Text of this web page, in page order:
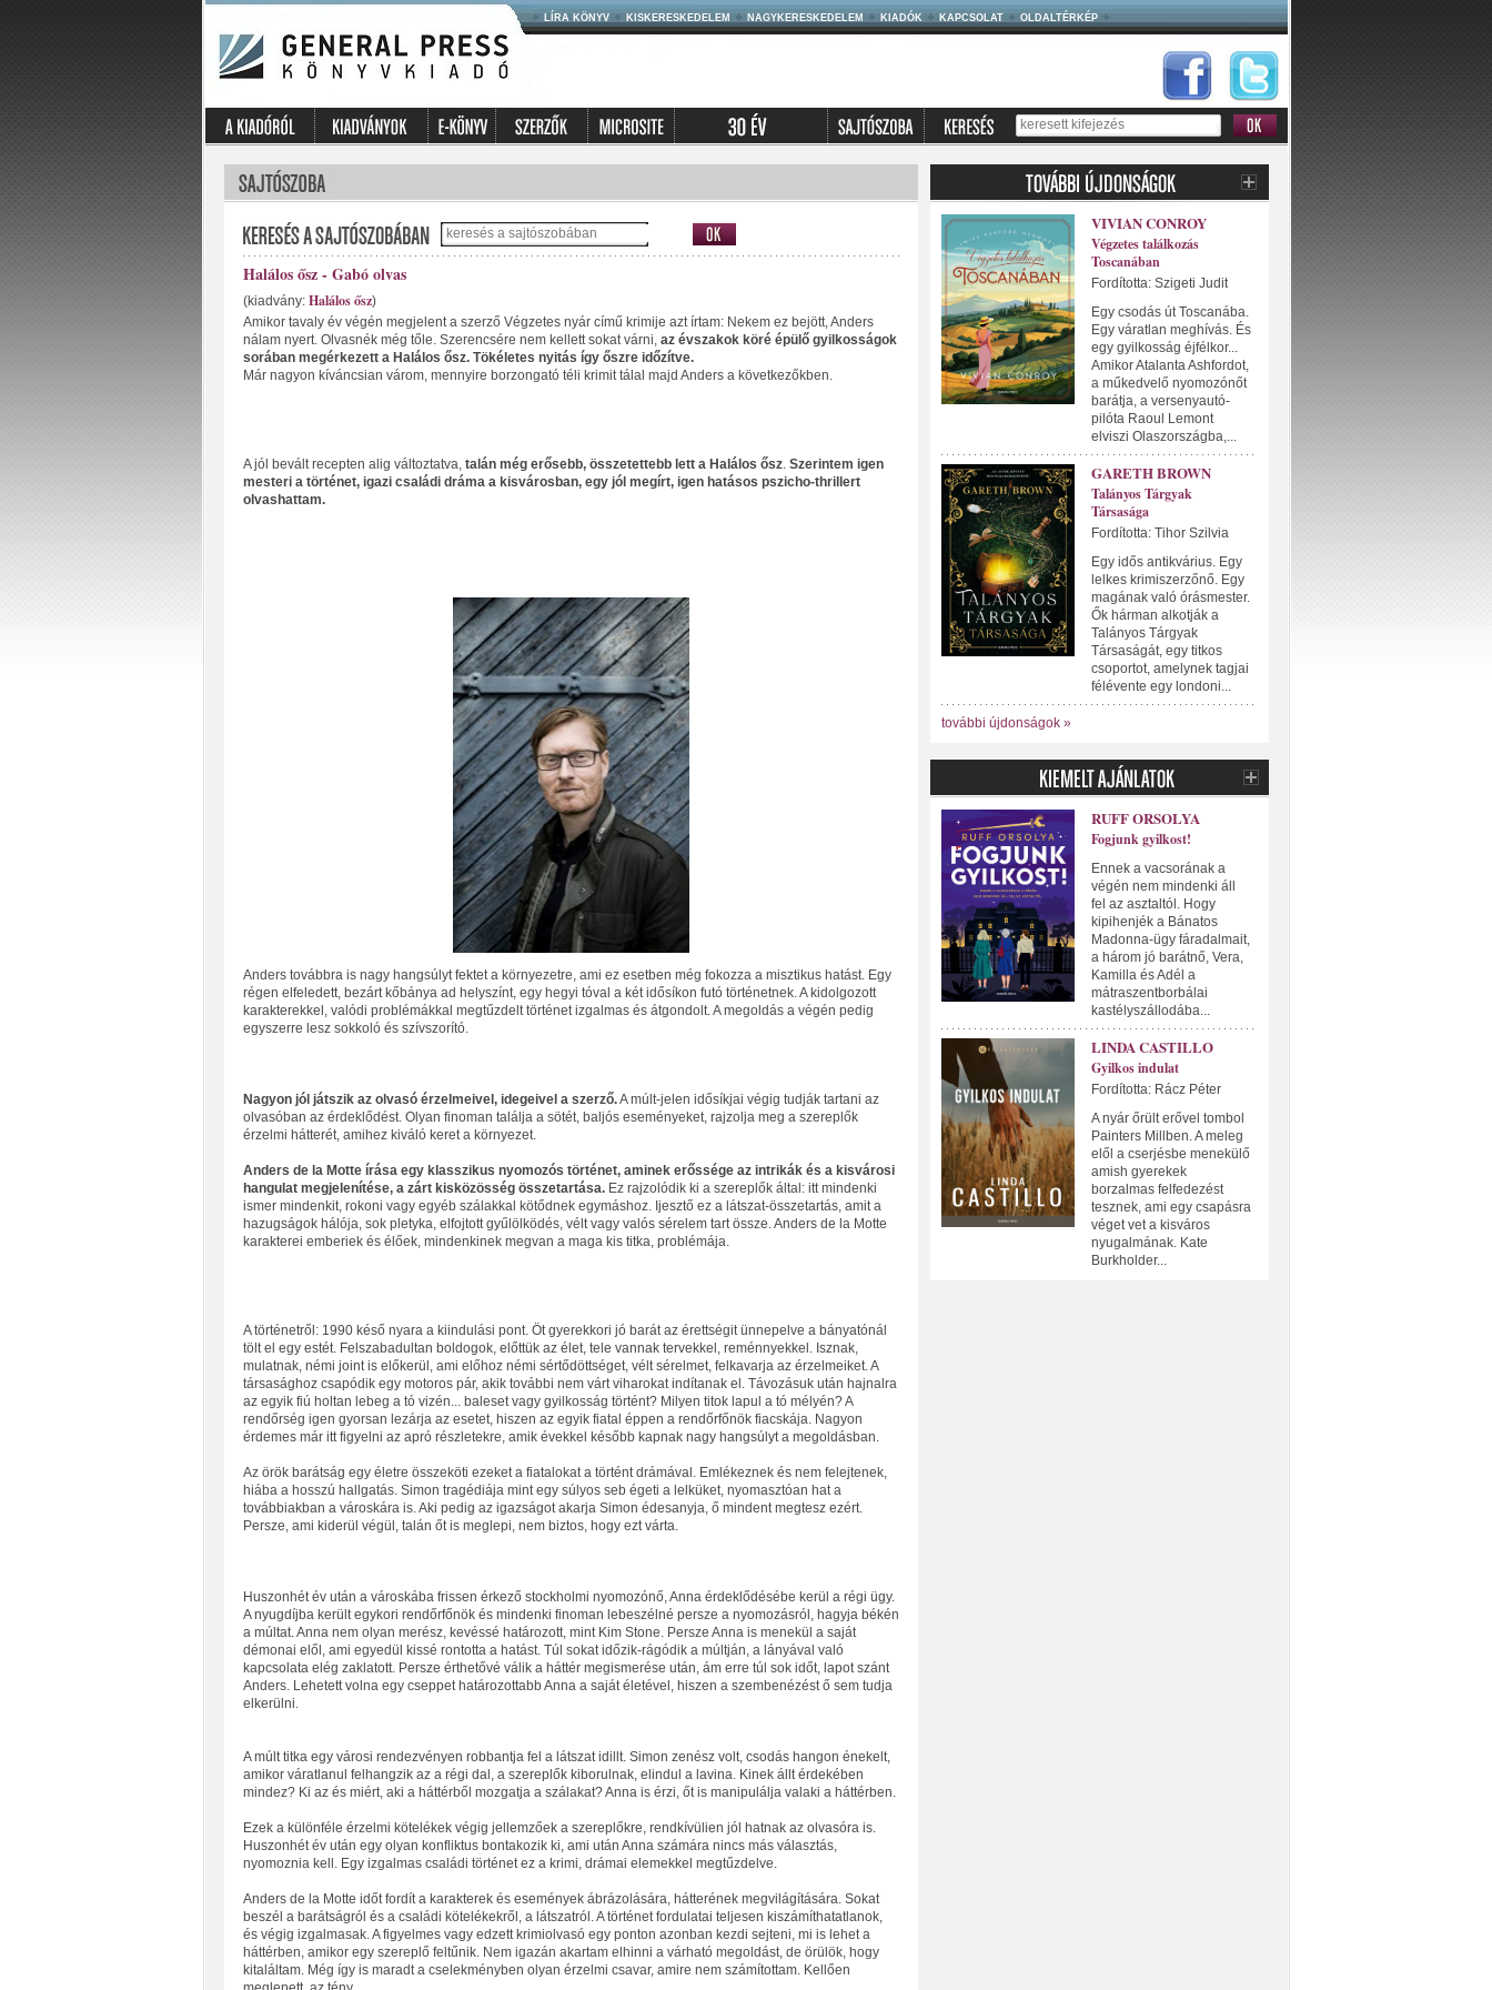
LÍRA KÖNYV KISKERESKEDELEM NAGYKERESKEDELEM KIADÓK KAPCSOLAT OLDALTÉRKÉP
Halálos ősz - Gabó olvas
(kiadvány: Halálos ősz)
Amikor tavaly év végén megjelent a szerző Végzetes nyár című krimije azt írtam: Nekem ez bejött, Anders
nálam nyert. Olvasnék még tőle. Szerencsére nem kellett sokat várni, az évszakok köré épülő gyilkosságok
sorában megérkezett a Halálos ősz. Tökéletes nyitás így őszre időzítve.
Már nagyon kíváncsian várom, mennyire borzongató téli krimit tálal majd Anders a következőkben.
A jól bevált recepten alig változtatva, talán még erősebb, összetettebb lett a Halálos ősz. Szerintem igen
mesteri a történet, igazi családi dráma a kisvárosban, egy jól megírt, igen hatásos pszicho-thrillert
olvashattam.
Anders továbbra is nagy hangsúlyt fektet a környezetre, ami ez esetben még fokozza a misztikus hatást. Egy
régen elfeledett, bezárt kőbánya ad helyszínt, egy hegyi tóval a két idősíkon futó történetnek. A kidolgozott
karakterekkel, valódi problémákkal megtűzdelt történet izgalmas és átgondolt. A megoldás a végén pedig
egyszerre lesz sokkoló és szívszorító.
Nagyon jól játszik az olvasó érzelmeivel, idegeivel a szerző.A múlt-jelen idősíkjai végig tudják tartani az
olvasóban az érdeklődést. Olyan finoman találja a sötét, baljós eseményeket, rajzolja meg a szereplők
érzelmi hátterét, amihez kiváló keret a környezet.
Anders de la Motte írása egy klasszikus nyomozós történet, aminek erőssége az intrikák és a kisvárosi
hangulat megjelenítése, a zárt kisközösség összetartása. Ez rajzolódik ki a szereplők által: itt mindenki
ismer mindenkit, rokoni vagy egyéb szálakkal kötődnek egymáshoz. Ijesztő ez a látszat-összetartás, amit a
hazugságok hálója, sok pletyka, elfojtott gyűlölködés, vélt vagy valós sérelem tart össze. Anders de la Motte
karakterei emberiek és élőek, mindenkinek megvan a maga kis titka, problémája.
A történetről: 1990 késő nyara a kiindulási pont. Öt gyerekkori jó barát az érettségit ünnepelve a bányatónál
tölt el egy estét. Felszabadultan boldogok, előttük az élet, tele vannak tervekkel, reménnyekkel. Isznak,
mulatnak, némi joint is előkerül, ami előhoz némi sértődöttséget, vélt sérelmet, felkavarja az érzelmeiket. A
társasághoz csapódik egy motoros pár, akik további nem várt viharokat indítanak el. Távozásuk után hajnalra
az egyik fiú holtan lebeg a tó vizén... baleset vagy gyilkosság történt? Milyen titok lapul a tó mélyén? A
rendőrség igen gyorsan lezárja az esetet, hiszen az egyik fiatal éppen a rendőrfőnök fiacskája. Nagyon
érdemes már itt figyelni az apró részletekre, amik évekkel később kapnak nagy hangsúlyt a megoldásban.
Az örök barátság egy életre összeköti ezeket a fiatalokat a történt drámával. Emlékeznek és nem felejtenek,
hiába a hosszú hallgatás. Simon tragédiája mint egy súlyos seb égeti a lelküket, nyomasztóan hat a
továbbiakban a városkára is. Aki pedig az igazságot akarja Simon édesanyja, ő mindent megtesz ezért.
Persze, ami kiderül végül, talán őt is meglepi, nem biztos, hogy ezt várta.
Huszonhét év után a városkába frissen érkező stockholmi nyomozónő, Anna érdeklődésébe kerül a régi ügy.
A nyugdíjba került egykori rendőrfőnök és mindenki finoman lebeszélné persze a nyomozásról, hagyja békén
a múltat. Anna nem olyan merész, kevéssé határozott, mint Kim Stone. Persze Anna is menekül a saját
démonai elől, ami egyedül kissé rontotta a hatást. Túl sokat időzik-rágódik a múltján, a lányával való
kapcsolata elég zaklatott. Persze érthetővé válik a háttér megismerése után, ám erre túl sok időt, lapot szánt
Anders. Lehetett volna egy cseppet határozottabb Anna a saját életével, hiszen a szembenézést ő sem tudja
elkerülni.
A múlt titka egy városi rendezvényen robbantja fel a látszat idillt. Simon zenész volt, csodás hangon énekelt,
amikor váratlanul felhangzik az a régi dal, a szereplők kiborulnak, elindul a lavina. Kinek állt érdekében
mindez? Ki az és miért, aki a háttérből mozgatja a szálakat? Anna is érzi, őt is manipulálja valaki a háttérben.
Ezek a különféle érzelmi kötelékek végig jellemzőek a szereplőkre, rendkívülien jól hatnak az olvasóra is.
Huszonhét év után egy olyan konfliktus bontakozik ki, ami után Anna számára nincs más választás,
nyomoznia kell. Egy izgalmas családi történet ez a krimi, drámai elemekkel megtűzdelve.
Anders de la Motte időt fordít a karakterek és események ábrázolására, hátterének megvilágítására. Sokat
beszél a barátságról és a családi kötelékekről, a látszatról. A történet fordulatai teljesen kiszámíthatatlanok,
és végig izgalmasak. A figyelmes vagy edzett krimiolvasó egy ponton azonban kezdi sejteni, mi is lehet a
háttérben, amikor egy szereplő feltűnik. Nem igazán akartam elhinni a várható megoldást, de örülök, hogy
kitaláltam. Még így is maradt a cselekményben olyan érzelmi csavar, amire nem számítottam. Kellően
VIVIAN CONROY
Végzetes találkozás
Toscanában
Fordította: Szigeti Judit
Egy csodás út Toscanába.
Egy váratlan meghívás. És
egy gyilkosság éjfélkor...
Amikor Atalanta Ashfordot,
a műkedvelő nyomozónőt
barátja, a versenyautó-
pilóta Raoul Lemont
elviszi Olaszországba,...
GARETH BROWN
Talányos Tárgyak
Társasága
Fordította: Tihor Szilvia
Egy idős antikvárius. Egy
lelkes krimiszerzőnő. Egy
magának való órásmester.
Ők hárman alkotják a
Talányos Tárgyak
Társaságát, egy titkos
csoportot, amelynek tagjai
félévente egy londoni...
további újdonságok »
RUFF ORSOLYA
Fogjunk gyilkost!
Ennek a vacsorának a
végén nem mindenki áll
fel az asztaltól. Hogy
kipihenjék a Bánatos
Madonna-ügy fáradalmait,
a három jó barátnő, Vera,
Kamilla és Adél a
mátraszentborbálai
kastélyszállodába...
LINDA CASTILLO
Gyilkos indulat
Fordította: Rácz Péter
A nyár őrült erővel tombol
Painters Millben. A meleg
elől a cserjésbe menekülő
amish gyerekek
borzalmas felfedezést
tesznek, ami egy csapásra
véget vet a kisváros
nyugalmának. Kate
Burkholder...